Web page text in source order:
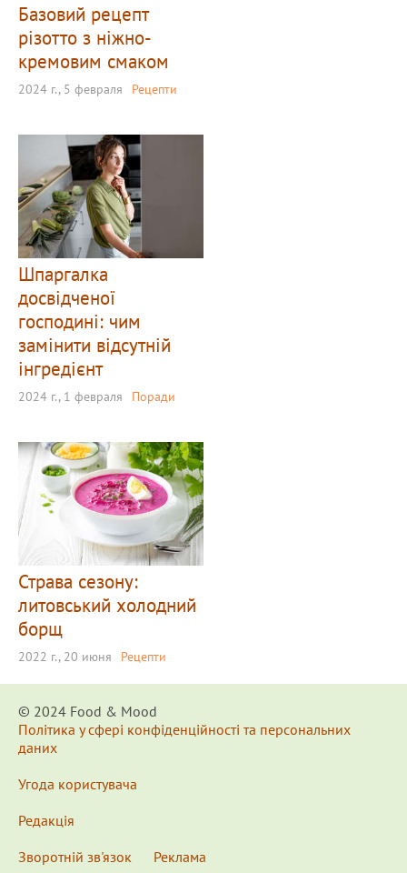
Базовий рецепт
різотто з ніжно-
кремовим смаком
2024 г., 5 февраля Рецепти
Шпаргалка
досвідченої
господині: чим
замінити відсутній
інгредієнт
2024 г., 1 февраля Поради
Страва сезону:
литовський холодний
борщ
2022 г., 20 июня Рецепти
© 2024 Food & Мood
Політика у сфері конфіденційності та персональних
даних
Угода користувача
Редакція
Зворотній зв'язок
Реклама